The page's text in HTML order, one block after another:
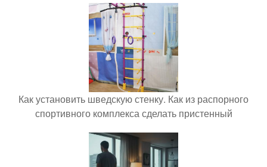
Как установить шведскую стенку. Как из распорного
спортивного комплекса сделать пристенный